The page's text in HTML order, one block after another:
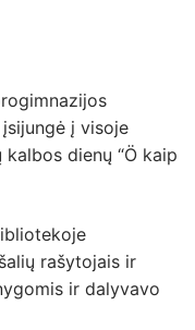
į visoje
dienų “Ö kaip
rašytojais ir
ir dalyvavo